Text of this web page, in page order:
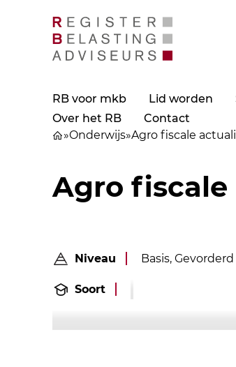
RB voor mkb Lid worden
Over het RB
Contact
»Onderwijs»Agro fiscale
Agro
Niveau Basis, Gevorderd
Soort